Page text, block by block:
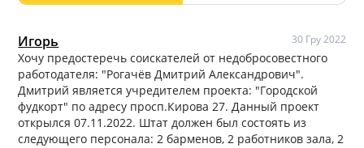
Игорь 30 Гру 2022
Хочу предостеречь соискателей от недобросовестного
работодателя: "Рогачёв Дмитрий Александрович".
Дмитрий является учредителем проекта: "Городской
фудкорт" по адресу просп.Кирова 27. Данный проект
открылся 07.11.2022. Штат должен был состоять из
следующего персонала: 2 барменов, 2 работников зала, 2